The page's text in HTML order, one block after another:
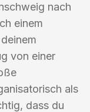
nach
einem
von einer
als
dass du